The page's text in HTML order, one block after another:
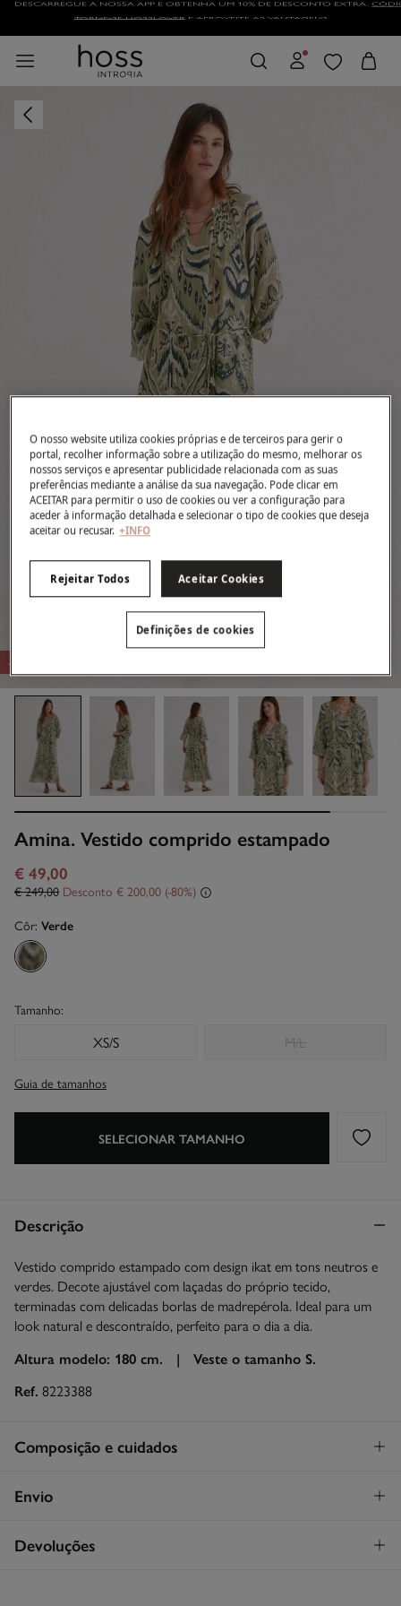
TORNE-SE HOSSLOVERE APROVEITE AS VANTAGENS
-80%
Amina. Vestido comprido estampado
€ 49,00
€ 249,00 Desconto € 200,00 80
Côr: Verde
Tamanho:
XS/S M/L
Guia de tamanhos
SELECIONAR TAMANHO
Descrição
Vestido comprido estampado com design ikat em tons neutros e
verdes. Decote ajustável com laçadas do próprio tecido,
terminadas com delicadas borlas de madrepérola. Ideal para um
look natural e descontraído, perfeito para o dia a dia.
Altura modelo: 180 cm. | Veste o tamanho S.
Ref. 8223388
Composição e cuidados
Composição
Cuidados
Envio
STANDARD
Devoluções
O nosso website utiliza cookies próprias e de terceiros para gerir o
portal, recolher informação sobre a utilização do mesmo, melhorar os
nossos serviços e apresentar publicidade relacionada com as suas
preferências mediante a análise da sua navegação. Pode clicar em
ACEITAR para permitir o uso de cookies ou ver a configuração para
aceder à informação detalhada e selecionar o tipo de cookies que deseja
aceitar ou recusar. +INFO
Rejeitar Todos Aceitar Cookies
Definições de cookies